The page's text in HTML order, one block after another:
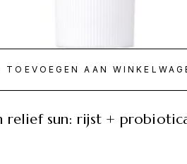
TOEVOEGEN AAN
relief sun: rijst +